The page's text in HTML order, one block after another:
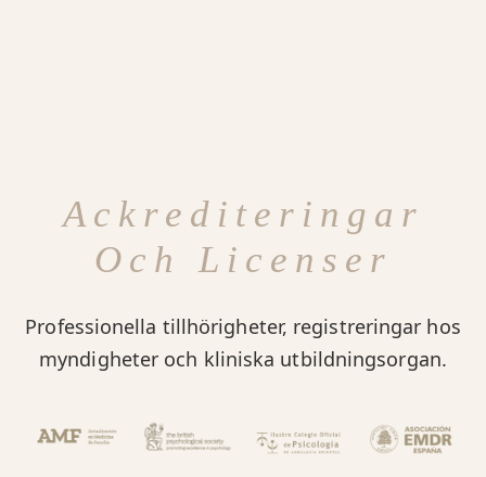
Ackrediteringar
Och Licenser
Professionella tillhörigheter, registreringar hos
myndigheter och kliniska utbildningsorgan.